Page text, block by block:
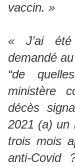
vaccin. »
« J’ai
demandé
“de
ministère
décès
2021 (a) un
trois mois
anti-Covid